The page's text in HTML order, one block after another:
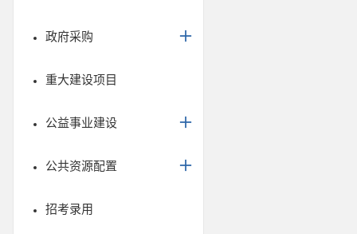
政府采购
重大建设项目
公益事业建设
公共资源配置
招考录用